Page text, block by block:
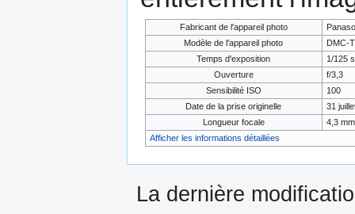
Fabricant de l'appareil photo
Modèle de l'appareil photo
DMC-
Temps d'exposition
1/125
Ouverture
f/3,3
Sensibilité ISO
100
Date de la prise originelle
31
Longueur focale
4,3 mm
Afficher les informations détaillées
La dernière